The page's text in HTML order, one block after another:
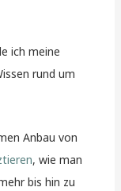
ich meine
rund um
Anbau von
, wie man
bis hin zu